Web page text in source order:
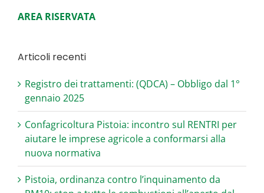
AREA RISERVATA
Articoli recenti
Registro dei trattamenti: (QDCA) – Obbligo dal 1°
gennaio 2025
Confagricoltura Pistoia: incontro sul RENTRI per
aiutare le imprese agricole a conformarsi alla
nuova normativa
Pistoia, ordinanza contro l’inquinamento da